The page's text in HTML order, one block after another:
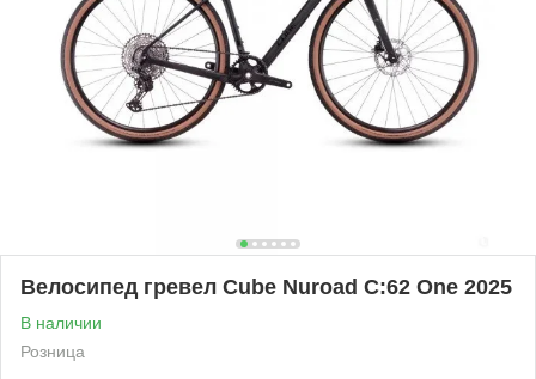
Велосипед гревел Cube Nuroad C:62 One 2025
В наличии
Розница